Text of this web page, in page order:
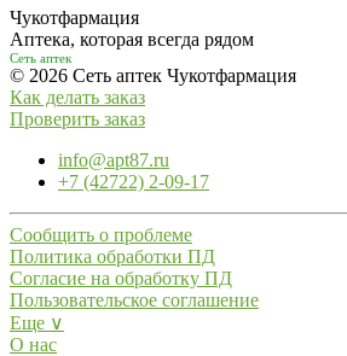
Чукотфармация
Аптека, которая всегда рядом
Сеть аптек
© 2026 Сеть аптек Чукотфармация
Как делать заказ
Проверить заказ
info@apt87.ru
+7 (42722) 2-09-17
Сообщить о проблеме
Политика обработки ПД
Согласие на обработку ПД
Пользовательское соглашение
Еще ∨
О нас